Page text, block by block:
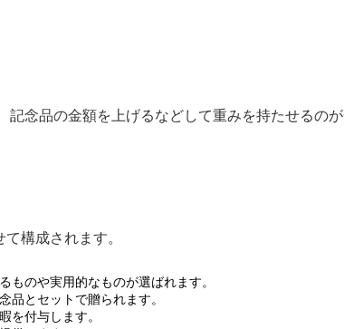
念品の金額を上げるなどして重みを持たせるの
構成されます。
ものや実用的なものが選ばれます。
品とセットで贈られます。
を付与します。